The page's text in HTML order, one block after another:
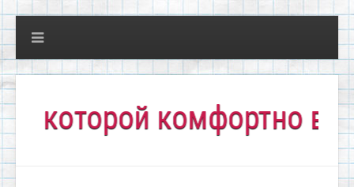
комфортно всем!"